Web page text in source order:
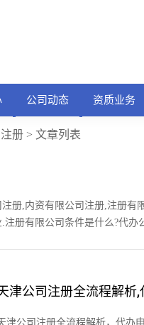
公司动态 资质业务
册 > 文章列表
册,内资有限公司注册,注册有
册有限公司条件是什么?代办
津公司注册全流程解析
津公司注册全流程解析，代办